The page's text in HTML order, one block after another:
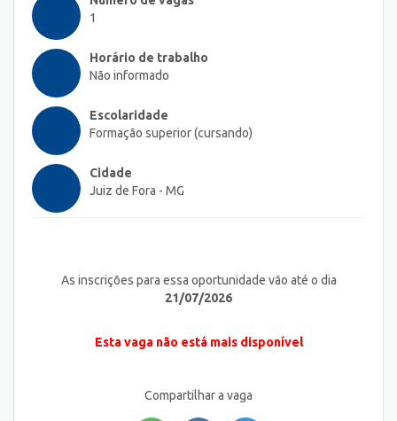
1
Horário de trabalho
Não informado
Escolaridade
Formação superior (cursando)
Cidade
Juiz de Fora - MG
As inscrições para essa oportunidade vão até o dia
21/07/2026
Esta vaga não está mais disponível
Compartilhar a vaga